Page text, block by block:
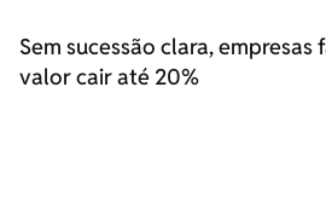
Sem sucessão clara, empresas
valor cair até 20%